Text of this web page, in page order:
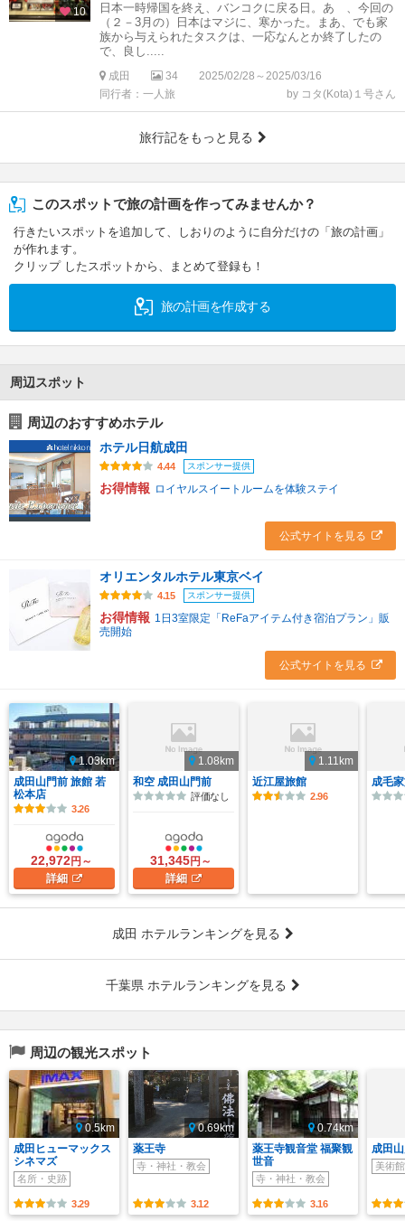
10
日本一時帰国を終え、バンコクに戻る日。あゝ、今回の
（２－3月の）日本はマジに、寒かった。まあ、でも家
族から与えられたタスクは、一応なんとか終了したの
で、良し.....
成田 34
2025/02/28～2025/03/16
同行者：一人旅
by コタ(Kota)１号さん
旅行記をもっと見る
このスポットで旅の計画を作ってみませんか？
行きたいスポットを追加して、しおりのように自分だけの「旅の計画」
が作れます。
クリップ したスポットから、まとめて登録も！
旅の計画を作成する
周辺スポット
周辺のおすすめホテル
ホテル日航成田
4.44 スポンサー提供
お得情報 ロイヤルスイートルームを体験ステイ
公式サイトを見る
オリエンタルホテル東京ベイ
4.15 スポンサー提供
お得情報 1日3室限定「ReFaアイテム付き宿泊プラン」販
売開始
公式サイトを見る
1.03km
成田山門前 旅館 若
松本店
3.26
22,972円～
詳細
1.08km
和空 成田山門前
評価なし
31,345円～
詳細
1.11km
近江屋旅館
2.96
成毛
成田 ホテルランキングを見る
千葉県 ホテルランキングを見る
周辺の観光スポット
0.5km
成田ヒューマックス
シネマズ
名所・史跡
3.29
0.69km
薬王寺
寺・神社・教会
3.12
0.74km
薬王寺観音堂 福聚観
世音
寺・神社・教会
3.16
成田
美術